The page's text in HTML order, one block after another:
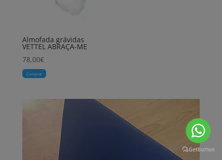
Almofada grávidas
VETTEL ABRAÇA-ME
78,00€
Comprar